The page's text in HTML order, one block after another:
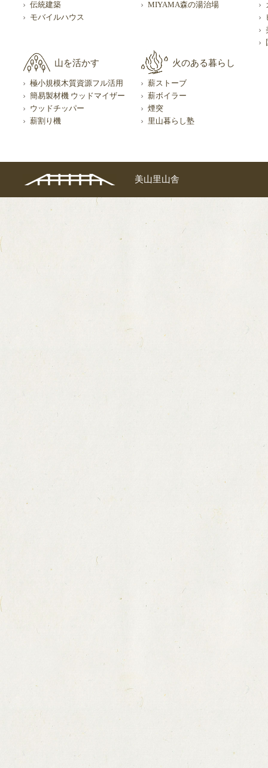
伝統建築
モバイルハウス
MIYAMA森の湯治場
山を活かす
極小規模木質資源フル活用
簡易製材機 ウッドマイザー
ウッドチッパー
薪割り機
火のある暮らし
薪ストーブ
薪ボイラー
煙突
里山暮らし塾
美山里山舎